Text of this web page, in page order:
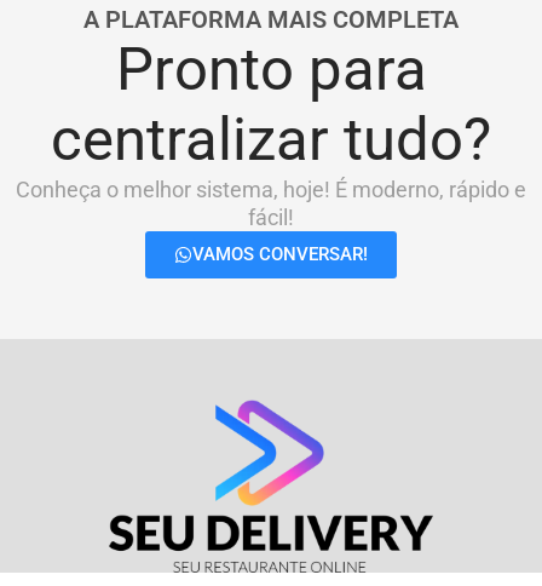
A PLATAFORMA MAIS COMPLETA
Pronto para
centralizar tudo?
Conheça o melhor sistema, hoje! É moderno, rápido e
fácil!
VAMOS CONVERSAR!